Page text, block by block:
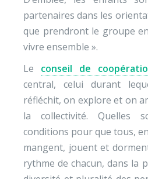
partenaires dans les
que prendront le groupe
vivre ensemble ».
Le conseil de
central, celui durant
réfléchit, on explore et on
la collectivité. Quelles
conditions pour que tous,
mangent, jouent et
rythme de chacun, dans la